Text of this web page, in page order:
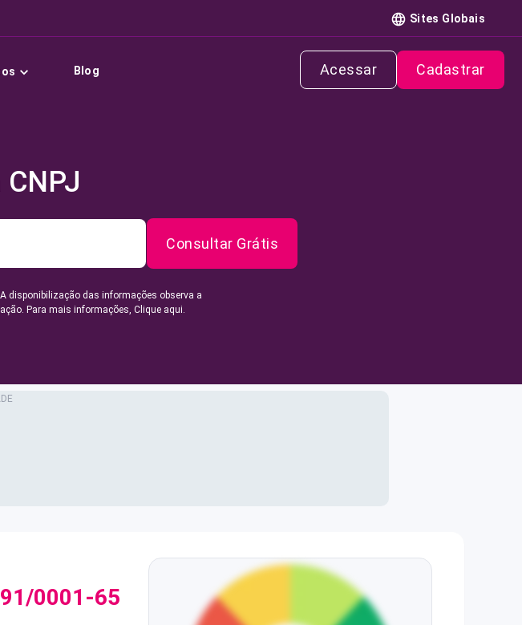
Sites Globais
Blog Acessar Cadastrar
Consultar Grátis
disponibilização das informações observa a
Para mais informações, Clique aqui.
0001-65